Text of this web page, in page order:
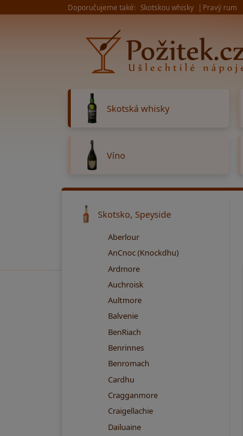
Doporučujeme také: Skotskou whisky Pravý rum
Skotská whisky
Víno
Skotsko, Speyside
Aberlour
AnCnoc (Knockdhu)
Ardmore
Auchroisk
Aultmore
Balvenie
BenRiach
Benrinnes
Benromach
Cardhu
Cragganmore
Craigellachie
Dailuaine